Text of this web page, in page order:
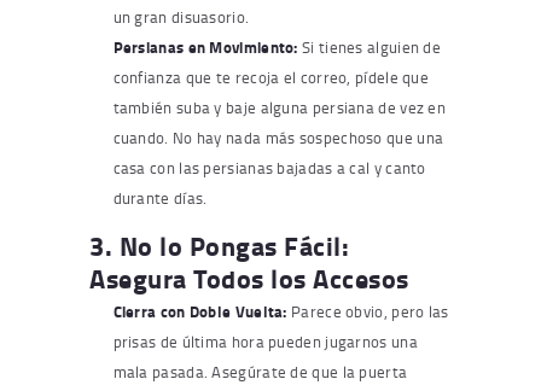
un gran disuasorio.
Persianas en Movimiento: Si tienes alguien de
confianza que te recoja el correo, pídele que
también suba y baje alguna persiana de vez en
cuando. No hay nada más sospechoso que una
casa con las persianas bajadas a cal y canto
durante días.
3. No lo Pongas Fácil:
Asegura Todos los Accesos
Cierra con Doble Vuelta: Parece obvio, pero las
prisas de última hora pueden jugarnos una
mala pasada. Asegúrate de que la puerta